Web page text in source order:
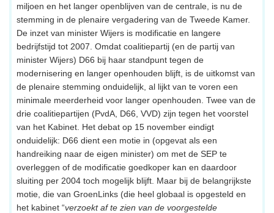
miljoen en het langer openblijven van de centrale, is nu de
stemming in de plenaire vergadering van de Tweede Kamer.
De inzet van minister Wijers is modificatie en langere
bedrijfstijd tot 2007. Omdat coalitiepartij (en de partij van
minister Wijers) D66 bij haar standpunt tegen de
modernisering en langer openhouden blijft, is de uitkomst van
de plenaire stemming onduidelijk, al lijkt van te voren een
minimale meerderheid voor langer openhouden. Twee van de
drie coalitiepartijen (PvdA, D66, VVD) zijn tegen het voorstel
van het Kabinet. Het debat op 15 november eindigt
onduidelijk: D66 dient een motie in (opgevat als een
handreiking naar de eigen minister) om met de SEP te
overleggen of de modificatie goedkoper kan en daardoor
sluiting per 2004 toch mogelijk blijft. Maar bij de belangrijkste
motie, die van GroenLinks (die heel globaal is opgesteld en
het kabinet “verzoekt af te zien van de voorgestelde